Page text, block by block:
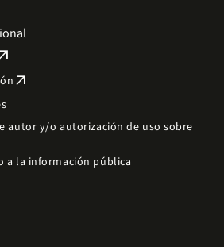
arrow_outward
autor y/o autorización de uso sobre
a la información pública